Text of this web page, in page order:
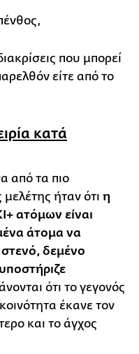
που μπορεί
είτε από το
κατά
από τα πιο
ήταν ότι η
ατόμων είναι
άτομα να
στενό, δεμένο
ότι το γεγονός
έκανε τον
και το άγχος